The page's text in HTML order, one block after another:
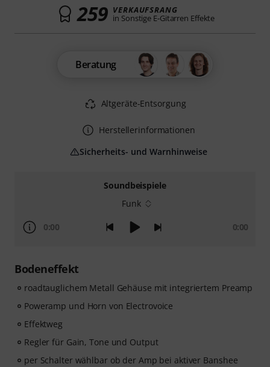
Soundbeispiele
Funk
0:00 0:00
Bodeneffekt
roadtauglichem Metall Gehäuse mit integriertem Preamp
Poweramp und Horn von Electrovoice
Effektweg
Regler für Gain, Tone und Output
per Schalter wählbar ob der Amp bei aktiver Banshee
259 VERKAUFSRANG
in Sonstige E-Gitarren Effekte
Beratung
Altgeräte-Entsorgung
Herstellerinformationen
Sicherheits- und Warnhinweise